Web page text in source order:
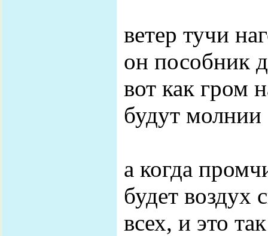
ветер тучи
он пособник
вот как гром
будут
а когда
будет воздух
всех, и это